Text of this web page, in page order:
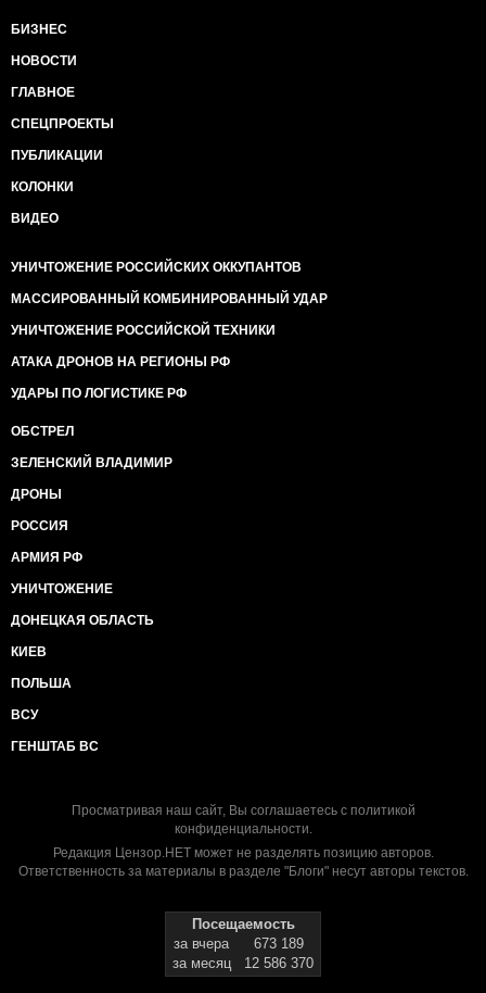
БИЗНЕС
НОВОСТИ
ГЛАВНОЕ
СПЕЦПРОЕКТЫ
ПУБЛИКАЦИИ
КОЛОНКИ
ВИДЕО
УНИЧТОЖЕНИЕ РОССИЙСКИХ ОККУПАНТОВ
МАССИРОВАННЫЙ КОМБИНИРОВАННЫЙ УДАР
УНИЧТОЖЕНИЕ РОССИЙСКОЙ ТЕХНИКИ
АТАКА ДРОНОВ НА РЕГИОНЫ РФ
УДАРЫ ПО ЛОГИСТИКЕ РФ
ОБСТРЕЛ
ЗЕЛЕНСКИЙ ВЛАДИМИР
ДРОНЫ
РОССИЯ
АРМИЯ РФ
УНИЧТОЖЕНИЕ
ДОНЕЦКАЯ ОБЛАСТЬ
КИЕВ
ПОЛЬША
ВСУ
ГЕНШТАБ ВС
Просматривая наш сайт, Вы соглашаетесь с политикой
конфиденциальности.
Редакция Цензор.НЕТ может не разделять позицию авторов.
Ответственность за материалы в разделе "Блоги" несут авторы текстов.
Посещаемость
за вчера
673 189
за месяц
12 586 370